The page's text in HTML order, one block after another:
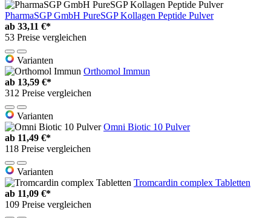
PharmaSGP GmbH PureSGP Kollagen Peptide Pulver
ab 33,11 €*
53 Preise vergleichen
Varianten
Orthomol Immun
ab 13,59 €*
312 Preise vergleichen
Varianten
Omni Biotic 10 Pulver
ab 11,49 €*
118 Preise vergleichen
Varianten
Tromcardin complex Tabletten
ab 11,09 €*
109 Preise vergleichen